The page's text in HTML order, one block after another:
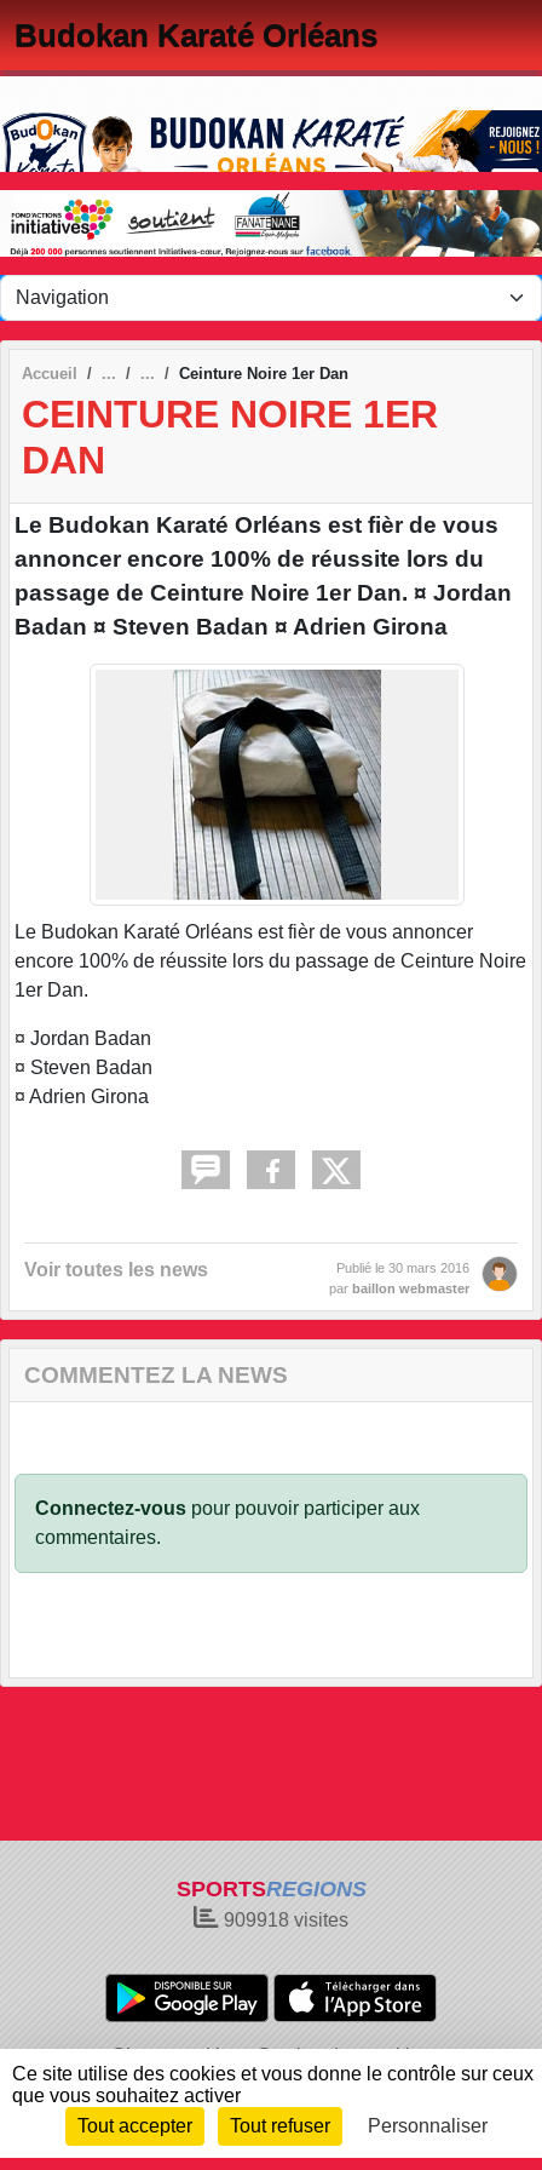
Budokan Karaté Orléans
Accueil Ceinture Noire 1er Dan
CEINTURE NOIRE 1ER
DAN
Le Budokan Karaté Orléans est fièr de vous
annoncer encore 100% de réussite lors du
passage de Ceinture Noire 1er Dan. ¤ Jordan
Badan ¤ Steven Badan ¤ Adrien Girona
Le Budokan Karaté Orléans est fièr de vous annoncer
encore 100% de réussite lors du passage de Ceinture Noire
1er Dan.
¤ Jordan Badan
¤ Steven Badan
¤ Adrien Girona
Voir toutes les news Publié le 30 mars 2016
par baillon webmaster
COMMENTEZ LA NEWS
Connectez-vous pour pouvoir participer aux
commentaires.
SPORTSREGIONS
909918 visites
Charte cookies
Gestion des cookies
Informations légales
Signaler un contenu inapproprié
Envie de participer ? Connexion
Ce site utilise des cookies et vous donne le contrôle sur ceux
que vous souhaitez activer
Tout accepter
Tout refuser Personnaliser